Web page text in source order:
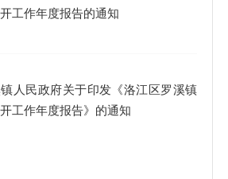
工作年度报告的通知
人民政府关于印发《洛江区罗溪镇
工作年度报告》的通知